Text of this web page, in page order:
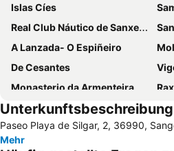
Islas Cíes
Real Club Náutico de Sanxenxo
A Lanzada- O Espiñeiro
De Cesantes
Monasterio da Armenteira
Praia da Lanzada
Igrexa de Santiago de Carril
Puente A Ramallosa
Unterkunftsbeschreibung
Paseo Playa de Silgar, 2, 36990,
Mehr